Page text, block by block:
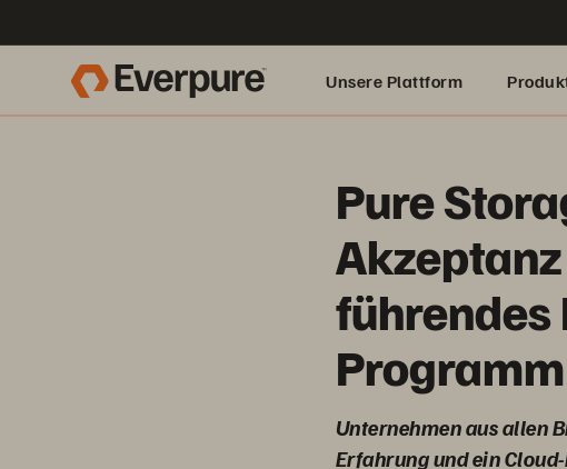
Unsere Plattform
Pure
führendes
Unternehmen aus allen
Erfahrung und ein